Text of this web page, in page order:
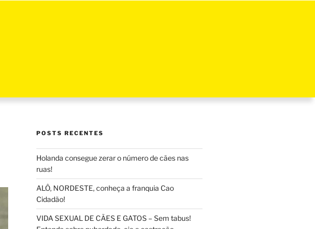
POSTS RECENTES
Holanda consegue zerar o número de cães nas
ruas!
ALÔ, NORDESTE, conheça a franquia Cao
Cidadão!
VIDA SEXUAL DE CÃES E GATOS – Sem tabus!